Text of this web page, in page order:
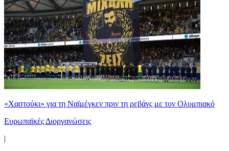
«Χαστούκι» για τη Ναϊμέγκεν πριν τη ρεβάνς με τον Ολυμπιακό
Ευρωπαϊκές Διοργανώσεις
|